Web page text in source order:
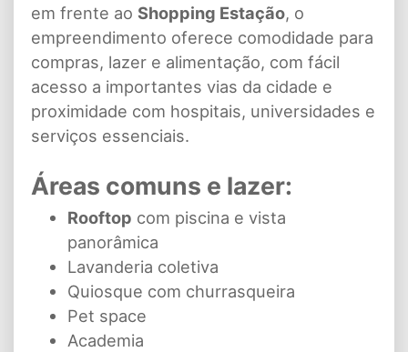
em frente ao Shopping Estação, o
empreendimento oferece comodidade para
compras, lazer e alimentação, com fácil
acesso a importantes vias da cidade e
proximidade com hospitais, universidades e
serviços essenciais.
Áreas comuns e lazer:
Rooftop com piscina e vista
panorâmica
Lavanderia coletiva
Quiosque com churrasqueira
Pet space
Academia